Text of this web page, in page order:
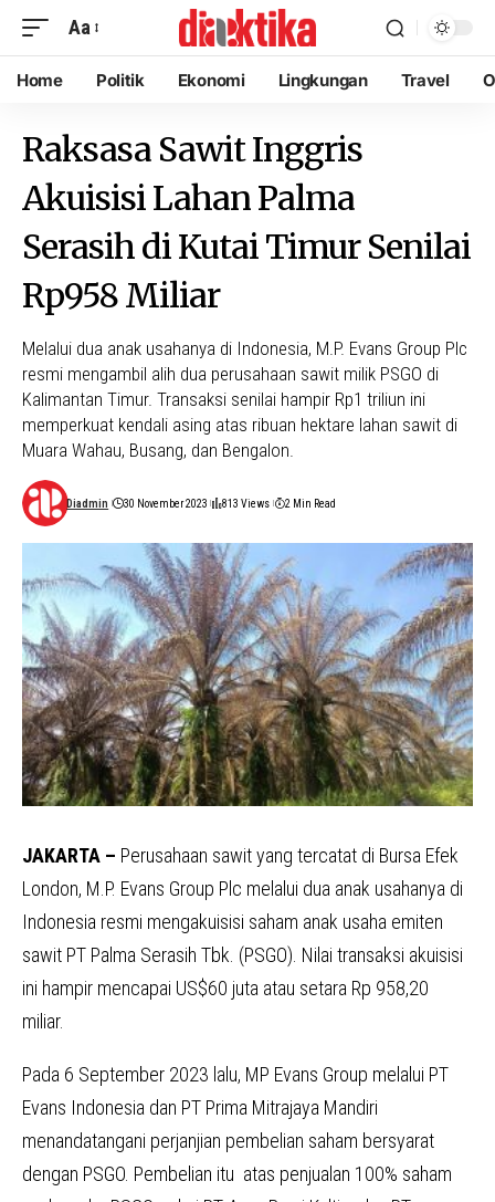
Aa
Home Politik Ekonomi Lingkungan Travel
Raksasa Sawit Inggris
Akuisisi Lahan Palma
Serasih di Kutai Timur Senilai
Rp958 Miliar
Melalui dua anak usahanya di Indonesia, M.P. Evans Group Plc
resmi mengambil alih dua perusahaan sawit milik PSGO di
Kalimantan Timur. Transaksi senilai hampir Rp1 triliun ini
memperkuat kendali asing atas ribuan hektare lahan sawit di
Muara Wahau, Busang, dan Bengalon.
Diadmin 30 November 2023 813 Views 2 Min Read
JAKARTA – Perusahaan sawit yang tercatat di Bursa Efek
London, M.P. Evans Group Plc melalui dua anak usahanya di
Indonesia resmi mengakuisisi saham anak usaha emiten
sawit PT Palma Serasih Tbk. (PSGO). Nilai transaksi akuisisi
ini hampir mencapai US$60 juta atau setara Rp 958,20
miliar.
Pada 6 September 2023 lalu, MP Evans Group melalui PT
Evans Indonesia dan PT Prima Mitrajaya Mandiri
menandatangani perjanjian pembelian saham bersyarat
dengan PSGO. Pembelian itu atas penjualan 100% saham